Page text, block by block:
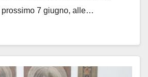
7 giugno, alle…